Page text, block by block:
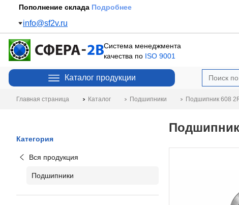
Пополнение склада Подробнее
info@sf2v.ru
Система менеджмента
качества по ISO 9001
Каталог продукции
Главная страница Каталог Подшипники Подшипник 608
Категория
Вся продукция
Подшипники
Подшипник